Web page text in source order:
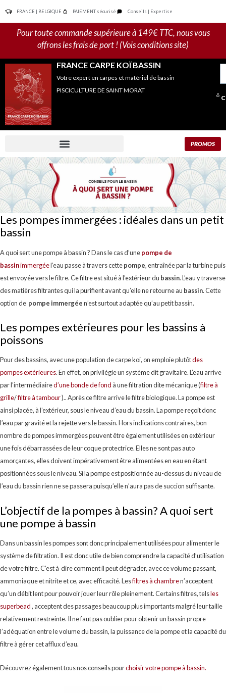
contenu
FRANCE | BELGIQUE PAIEMENT sécurisé Conseils | Expertise
Pour toute commande supérieure à 149€ TTC, nous vous
offrons les frais de port ! (Vois conditions site)
FRANCE CARPE KOÏ BASSIN
Votre expert en carpes et matériel de bassin
PISCICULTURE DE SAINT MORAT
PROMOS
Les pompes immergées : idéales dans un petit
bassin
A quoi sert une pompe à bassin ? Dans le cas d’unepompe de
bassinimmergéel’eau passe à travers cettepompe, entraînée par la turbine puis
est envoyée vers le filtre. Ce filtre est situé à l’extérieur du bassin. L’eau y traverse
des matières filtrantes qui la purifient avant qu’elle ne retourne au bassin. Cette
option de pompe immergéen’est surtout adaptée qu’au petit bassin.
Les pompes extérieures pour les bassins à
poissons
Pour des bassins, avec une population de carpe koi, on emploie plutôtdes
pompes extérieures. En effet, on privilégie un système dit gravitaire. L’eau arrive
par l’intermédiaired’une bonde de fond à une filtration dite mécanique (filtre à
grille/filtre à tambour).. Après ce filtre arrive le filtre biologique. La pompe est
ainsi placée, à l’extérieur, sous le niveau d’eau du bassin. La pompe reçoit donc
l’eau par gravité et la rejette vers le bassin. Hors indications contraires, bon
nombre de pompes immergées peuvent être également utilisées en extérieur
une fois débarrassées de leur coque protectrice. Elles ne sont pas auto
amorçantes, elles doivent impérativement être alimentées en eau en étant
positionnées sous le niveau. Si la pompe est positionnée au-dessus du niveau de
l’eau du bassin rien ne se passera puisqu’elle n’aura pas de succion suffisante.
L’objectif de la pompes à bassin? A quoi sert
une pompe à bassin
Dans un bassin les pompes sont donc principalement utilisées pour alimenter le
système de filtration. Il est donc utile de bien comprendre la capacité d’utilisation
de votre filtre. C’est à dire comment il peut dégrader, avec ce volume passant,
ammoniaque et nitrite et ce, avec efficacité. Lesfiltres à chambren’acceptent
qu’un débit lent pour pouvoir jouer leur rôle pleinement. Certains filtres, telsles
superbead, acceptent des passages beaucoup plus importants malgré leur taille
relativement restreinte. Il ne faut pas oublier pour obtenir un bassin propre
l’adéquation entre le volume du bassin, la puissance de la pompe et la capacité du
filtre à gérer cet afflux d’eau.
Découvrez également tous nos conseils pourchoisir votre pompe à bassin.